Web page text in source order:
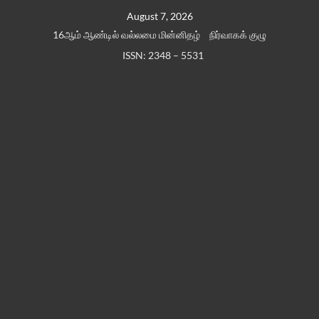
August 7, 2026
16ஆம் ஆண்டில் வல்லமை மின்னிதழ்
நிர்வாகக் குழு
ISSN: 2348 – 5531